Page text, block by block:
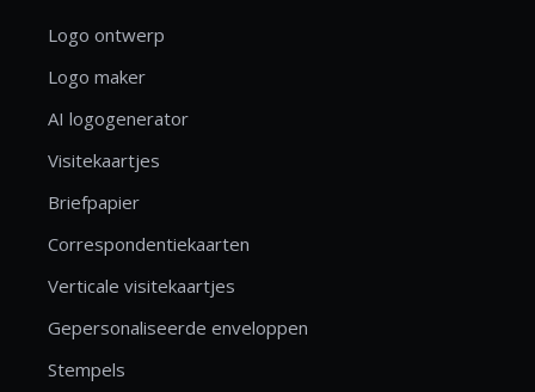
Logo ontwerp
Logo maker
AI logogenerator
Visitekaartjes
Briefpapier
Correspondentiekaarten
Verticale visitekaartjes
Gepersonaliseerde enveloppen
Stempels